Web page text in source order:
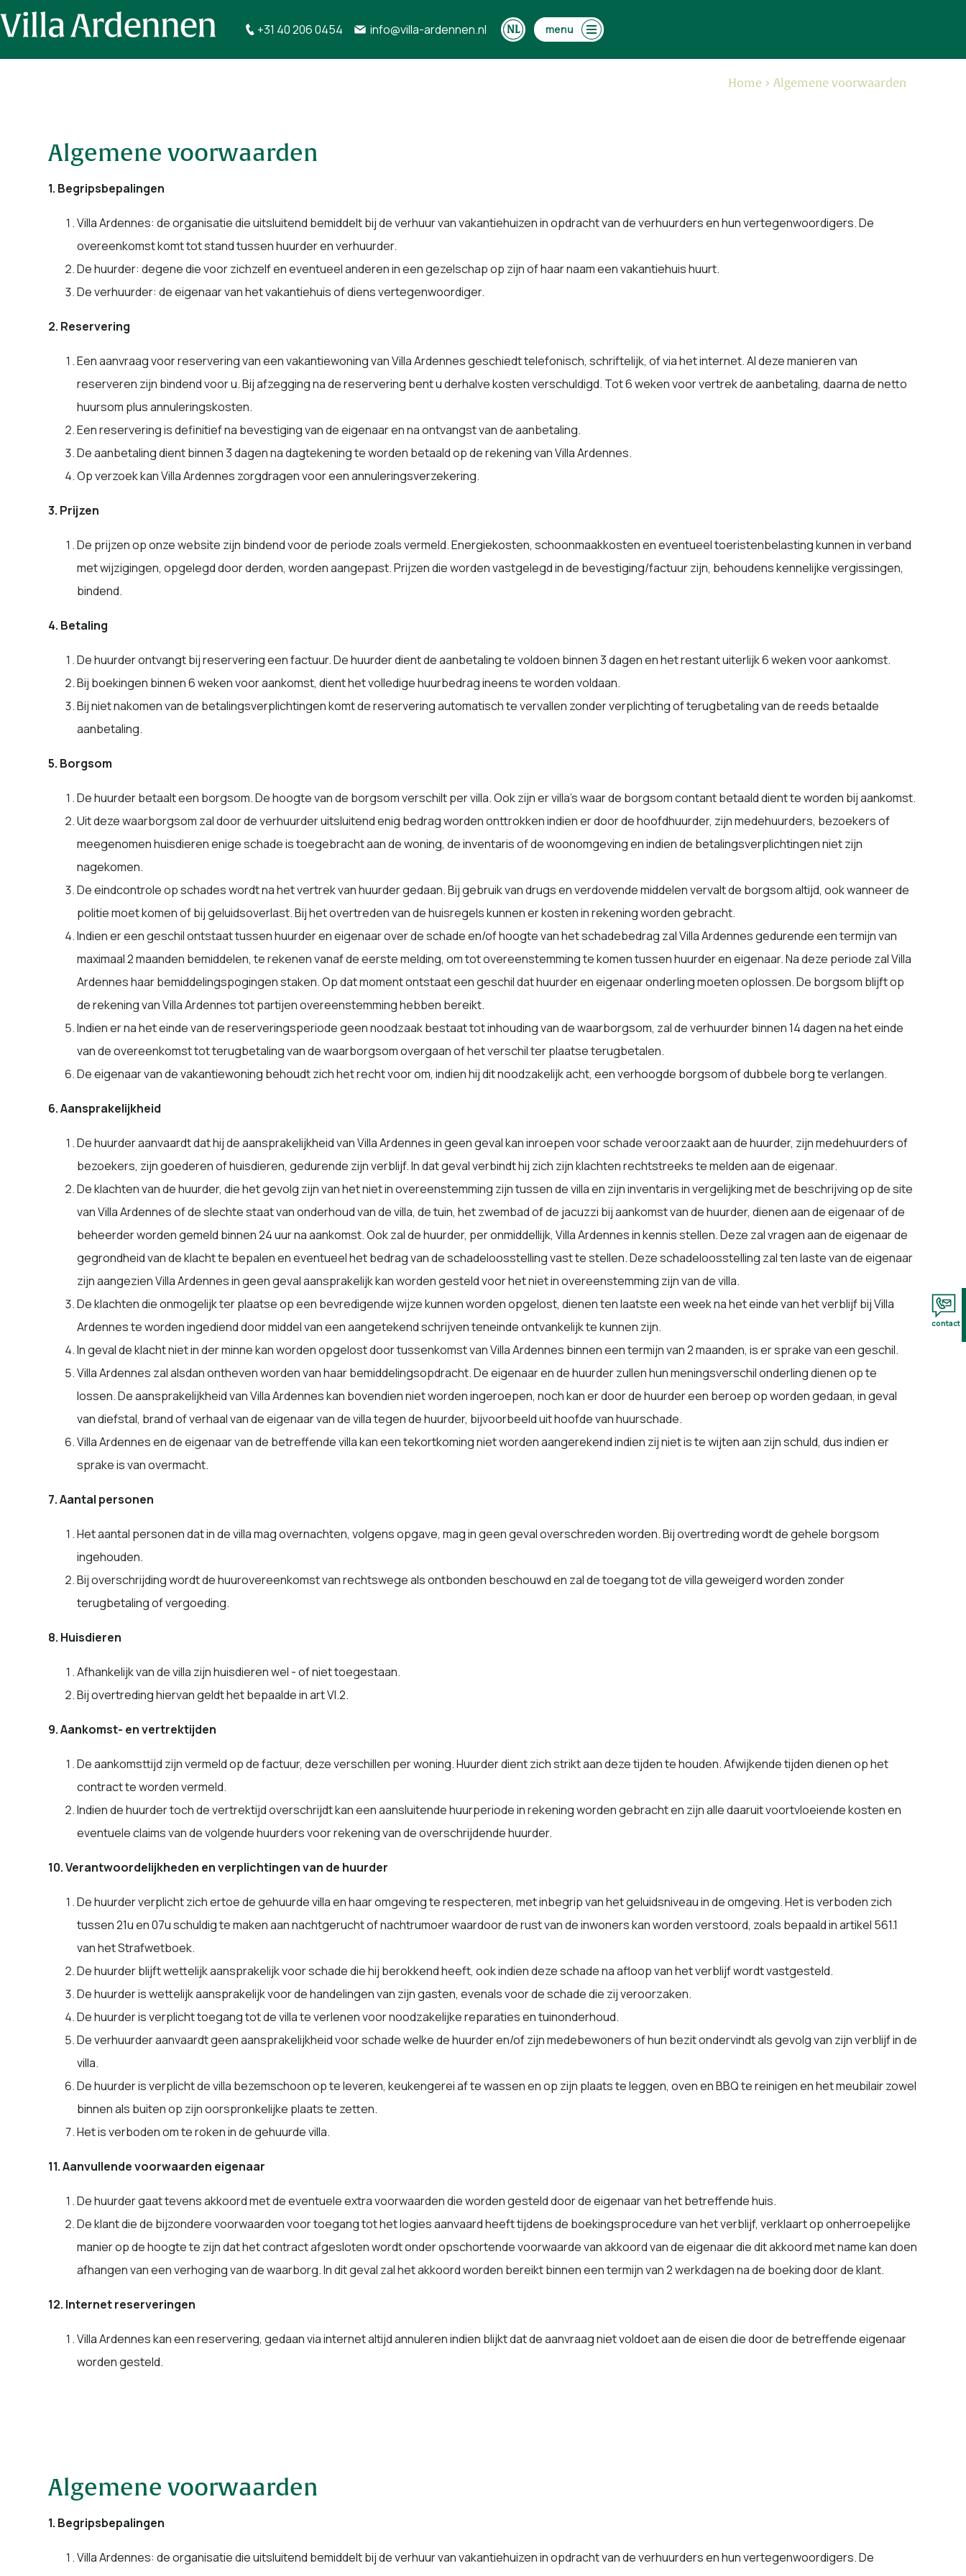
+31 40 206 0454 info@villa-ardennen.nl menu
Home Algemene voorwaarden
Algemene voorwaarden
1. Begripsbepalingen
Villa Ardennes: de organisatie die uitsluitend bemiddelt bij de verhuur van vakantiehuizen in opdracht van de verhuurders en hun vertegenwoordigers. De
overeenkomst komt tot stand tussen huurder en verhuurder.
De huurder: degene die voor zichzelf en eventueel anderen in een gezelschap op zijn of haar naam een vakantiehuis huurt.
De verhuurder: de eigenaar van het vakantiehuis of diens vertegenwoordiger.
2. Reservering
Een aanvraag voor reservering van een vakantiewoning van Villa Ardennes geschiedt telefonisch, schriftelijk, of via het internet. Al deze manieren van
reserveren zijn bindend voor u. Bij afzegging na de reservering bent u derhalve kosten verschuldigd. Tot 6 weken voor vertrek de aanbetaling, daarna de netto
huursom plus annuleringskosten.
Een reservering is definitief na bevestiging van de eigenaar en na ontvangst van de aanbetaling.
De aanbetaling dient binnen 3 dagen na dagtekening te worden betaald op de rekening van Villa Ardennes.
Op verzoek kan Villa Ardennes zorgdragen voor een annuleringsverzekering.
3. Prijzen
De prijzen op onze website zijn bindend voor de periode zoals vermeld. Energiekosten, schoonmaakkosten en eventueel toeristenbelasting kunnen in verband
met wijzigingen, opgelegd door derden, worden aangepast. Prijzen die worden vastgelegd in de bevestiging/factuur zijn, behoudens kennelijke vergissingen,
bindend.
4. Betaling
De huurder ontvangt bij reservering een factuur. De huurder dient de aanbetaling te voldoen binnen 3 dagen en het restant uiterlijk 6 weken voor aankomst.
Bij boekingen binnen 6 weken voor aankomst, dient het volledige huurbedrag ineens te worden voldaan.
Bij niet nakomen van de betalingsverplichtingen komt de reservering automatisch te vervallen zonder verplichting of terugbetaling van de reeds betaalde
aanbetaling.
5. Borgsom
De huurder betaalt een borgsom. De hoogte van de borgsom verschilt per villa. Ook zijn er villa’s waar de borgsom contant betaald dient te worden bij aankomst.
Uit deze waarborgsom zal door de verhuurder uitsluitend enig bedrag worden onttrokken indien er door de hoofdhuurder, zijn medehuurders, bezoekers of
meegenomen huisdieren enige schade is toegebracht aan de woning, de inventaris of de woonomgeving en indien de betalingsverplichtingen niet zijn
nagekomen.
De eindcontrole op schades wordt na het vertrek van huurder gedaan. Bij gebruik van drugs en verdovende middelen vervalt de borgsom altijd, ook wanneer de
politie moet komen of bij geluidsoverlast. Bij het overtreden van de huisregels kunnen er kosten in rekening worden gebracht.
Indien er een geschil ontstaat tussen huurder en eigenaar over de schade en/of hoogte van het schadebedrag zal Villa Ardennes gedurende een termijn van
maximaal 2 maanden bemiddelen, te rekenen vanaf de eerste melding, om tot overeenstemming te komen tussen huurder en eigenaar. Na deze periode zal Villa
Ardennes haar bemiddelingspogingen staken. Op dat moment ontstaat een geschil dat huurder en eigenaar onderling moeten oplossen. De borgsom blijft op
de rekening van Villa Ardennes tot partijen overeenstemming hebben bereikt.
Indien er na het einde van de reserveringsperiode geen noodzaak bestaat tot inhouding van de waarborgsom, zal de verhuurder binnen 14 dagen na het einde
van de overeenkomst tot terugbetaling van de waarborgsom overgaan of het verschil ter plaatse terugbetalen.
De eigenaar van de vakantiewoning behoudt zich het recht voor om, indien hij dit noodzakelijk acht, een verhoogde borgsom of dubbele borg te verlangen.
6. Aansprakelijkheid
De huurder aanvaardt dat hij de aansprakelijkheid van Villa Ardennes in geen geval kan inroepen voor schade veroorzaakt aan de huurder, zijn medehuurders of
bezoekers, zijn goederen of huisdieren, gedurende zijn verblijf. In dat geval verbindt hij zich zijn klachten rechtstreeks te melden aan de eigenaar.
De klachten van de huurder, die het gevolg zijn van het niet in overeenstemming zijn tussen de villa en zijn inventaris in vergelijking met de beschrijving op de site
van Villa Ardennes of de slechte staat van onderhoud van de villa, de tuin, het zwembad of de jacuzzi bij aankomst van de huurder, dienen aan de eigenaar of de
beheerder worden gemeld binnen 24 uur na aankomst. Ook zal de huurder, per onmiddellijk, Villa Ardennes in kennis stellen. Deze zal vragen aan de eigenaar de
gegrondheid van de klacht te bepalen en eventueel het bedrag van de schadeloosstelling vast te stellen. Deze schadeloosstelling zal ten laste van de eigenaar
zijn aangezien Villa Ardennes in geen geval aansprakelijk kan worden gesteld voor het niet in overeenstemming zijn van de villa.
De klachten die onmogelijk ter plaatse op een bevredigende wijze kunnen worden opgelost, dienen ten laatste een week na het einde van het verblijf bij Villa
Ardennes te worden ingediend door middel van een aangetekend schrijven teneinde ontvankelijk te kunnen zijn.
In geval de klacht niet in der minne kan worden opgelost door tussenkomst van Villa Ardennes binnen een termijn van 2 maanden, is er sprake van een geschil.
Villa Ardennes zal alsdan ontheven worden van haar bemiddelingsopdracht. De eigenaar en de huurder zullen hun meningsverschil onderling dienen op te
lossen. De aansprakelijkheid van Villa Ardennes kan bovendien niet worden ingeroepen, noch kan er door de huurder een beroep op worden gedaan, in geval
van diefstal, brand of verhaal van de eigenaar van de villa tegen de huurder, bijvoorbeeld uit hoofde van huurschade.
Villa Ardennes en de eigenaar van de betreffende villa kan een tekortkoming niet worden aangerekend indien zij niet is te wijten aan zijn schuld, dus indien er
sprake is van overmacht.
7. Aantal personen
Het aantal personen dat in de villa mag overnachten, volgens opgave, mag in geen geval overschreden worden. Bij overtreding wordt de gehele borgsom
ingehouden.
Bij overschrijding wordt de huurovereenkomst van rechtswege als ontbonden beschouwd en zal de toegang tot de villa geweigerd worden zonder
terugbetaling of vergoeding.
8. Huisdieren
Afhankelijk van de villa zijn huisdieren wel - of niet toegestaan.
Bij overtreding hiervan geldt het bepaalde in art VI.2.
9. Aankomst- en vertrektijden
De aankomsttijd zijn vermeld op de factuur, deze verschillen per woning. Huurder dient zich strikt aan deze tijden te houden. Afwijkende tijden dienen op het
contract te worden vermeld.
Indien de huurder toch de vertrektijd overschrijdt kan een aansluitende huurperiode in rekening worden gebracht en zijn alle daaruit voortvloeiende kosten en
eventuele claims van de volgende huurders voor rekening van de overschrijdende huurder.
10. Verantwoordelijkheden en verplichtingen van de huurder
De huurder verplicht zich ertoe de gehuurde villa en haar omgeving te respecteren, met inbegrip van het geluidsniveau in de omgeving. Het is verboden zich
tussen 21u en 07u schuldig te maken aan nachtgerucht of nachtrumoer waardoor de rust van de inwoners kan worden verstoord, zoals bepaald in artikel 561.1
van het Strafwetboek.
De huurder blijft wettelijk aansprakelijk voor schade die hij berokkend heeft, ook indien deze schade na afloop van het verblijf wordt vastgesteld.
De huurder is wettelijk aansprakelijk voor de handelingen van zijn gasten, evenals voor de schade die zij veroorzaken.
De huurder is verplicht toegang tot de villa te verlenen voor noodzakelijke reparaties en tuinonderhoud.
De verhuurder aanvaardt geen aansprakelijkheid voor schade welke de huurder en/of zijn medebewoners of hun bezit ondervindt als gevolg van zijn verblijf in de
villa.
De huurder is verplicht de villa bezemschoon op te leveren, keukengerei af te wassen en op zijn plaats te leggen, oven en BBQ te reinigen en het meubilair zowel
binnen als buiten op zijn oorspronkelijke plaats te zetten.
Het is verboden om te roken in de gehuurde villa.
11. Aanvullende voorwaarden eigenaar
De huurder gaat tevens akkoord met de eventuele extra voorwaarden die worden gesteld door de eigenaar van het betreffende huis.
De klant die de bijzondere voorwaarden voor toegang tot het logies aanvaard heeft tijdens de boekingsprocedure van het verblijf, verklaart op onherroepelijke
manier op de hoogte te zijn dat het contract afgesloten wordt onder opschortende voorwaarde van akkoord van de eigenaar die dit akkoord met name kan doen
afhangen van een verhoging van de waarborg. In dit geval zal het akkoord worden bereikt binnen een termijn van 2 werkdagen na de boeking door de klant.
12. Internet reserveringen
Villa Ardennes kan een reservering, gedaan via internet altijd annuleren indien blijkt dat de aanvraag niet voldoet aan de eisen die door de betreffende eigenaar
worden gesteld.
Algemene voorwaarden
1. Begripsbepalingen
Villa Ardennes: de organisatie die uitsluitend bemiddelt bij de verhuur van vakantiehuizen in opdracht van de verhuurders en hun vertegenwoordigers. De
contact